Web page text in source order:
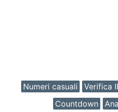
Numeri casuali Verifica
Countdown